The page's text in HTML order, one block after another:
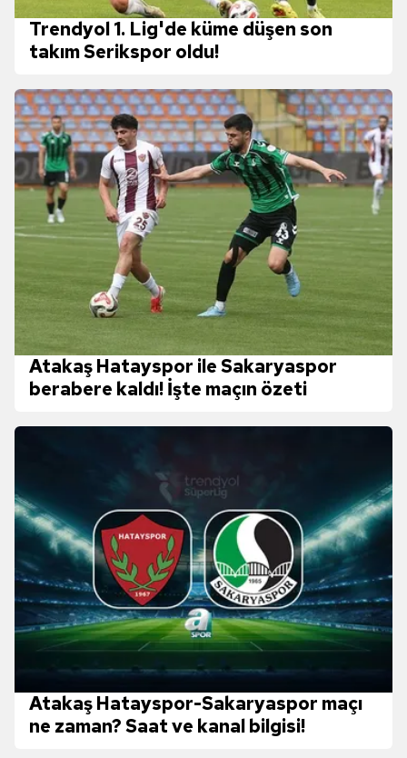
Trendyol 1. Lig'de küme düşen son
takım Serikspor oldu!
Atakaş Hatayspor ile Sakaryaspor
berabere kaldı! İşte maçın özeti
Atakaş Hatayspor-Sakaryaspor maçı
ne zaman? Saat ve kanal bilgisi!